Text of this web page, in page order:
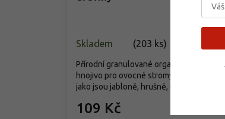
Skladem (203 ks)
109 Kč
Přírodní granulované organické
hnojivo pro ovocné stromy a keře,
jako jsou jabloně, hrušně, třešně či...